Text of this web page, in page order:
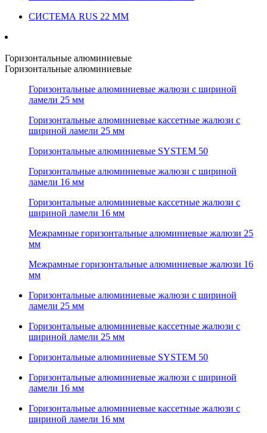
СИСТЕМА RUS 22 ММ
Горизонтальные алюминиевые
Горизонтальные алюминиевые
Горизонтальные алюминиевые жалюзи с шириной
ламели 25 мм
Горизонтальные алюминиевые кассетные жалюзи с
шириной ламели 25 мм
Горизонтальные алюминиевые SYSTEM 50
Горизонтальные алюминиевые жалюзи с шириной
ламели 16 мм
Горизонтальные алюминиевые кассетные жалюзи с
шириной ламели 16 мм
Межрамные горизонтальные алюминиевые жалюзи 25
мм
Межрамные горизонтальные алюминиевые жалюзи 16
мм
Горизонтальные алюминиевые жалюзи с шириной
ламели 25 мм
Горизонтальные алюминиевые кассетные жалюзи с
шириной ламели 25 мм
Горизонтальные алюминиевые SYSTEM 50
Горизонтальные алюминиевые жалюзи с шириной
ламели 16 мм
Горизонтальные алюминиевые кассетные жалюзи с
шириной ламели 16 мм